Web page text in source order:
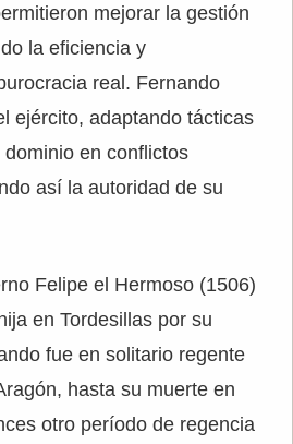
mejorar la gestión
la eficiencia y
real. Fernando
ejército, adaptando tácticas
en conflictos
así la autoridad de su
Felipe el Hermoso (1506)
en Tordesillas por su
fue en solitario regente
hasta su muerte en
otro período de regencia